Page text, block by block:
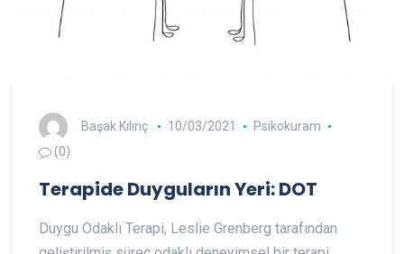
Başak Kılınç 10/03/2021
Psikokuram
(0)
Terapide Duyguların Yeri: DOT
Duygu Odaklı Terapi, Leslie Grenberg tarafından